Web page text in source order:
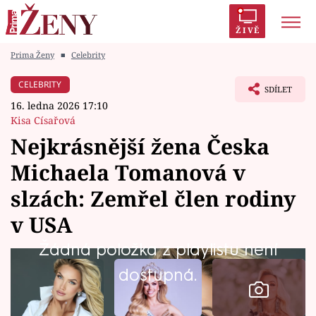
ŽIVĚ
Módní alarm
Témata
Celebrity
Vztahy
Seriály
Prima Ženy ■ Celebrity
CELEBRITY
16. ledna 2026 17:10
Kisa Císařová
SDÍLET
Nejkrásnější žena Česka
Michaela Tomanová v
slzách: Zemřel člen rodiny
v USA
Žádná položka z playlistu není
dostupná.